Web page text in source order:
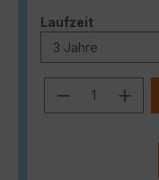
Laufzeitauswählen
Produkt